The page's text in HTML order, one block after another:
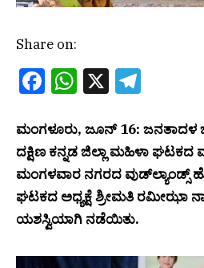
Share on:
Facebook
WhatsApp
X
ಮಂಗಳೂರು, ಜೂನ್ 16: ಜನತಾದಳ
ದಕ್ಷಿಣ ಕನ್ನಡ ಜಿಲ್ಲಾ ಮಹಿಳಾ
ಮಂಗಳವಾರ ನಗರದ ವುಡ್‌ಲ್ಯಾಂಡ್ಸ್
ಘಟಕದ ಅಧ್ಯಕ್ಷೆ ಶ್ರೀಮತಿ ರಮೀಝಾ
ಯಶಸ್ವಿಯಾಗಿ ನಡೆಯಿತು.